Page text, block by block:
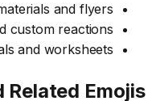
and flyers
custom reactions
and worksheets
Related Emojis